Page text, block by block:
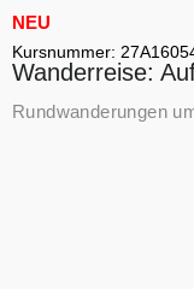
NEU
Kursnummer:
Wanderreise:
Rundwanderungen